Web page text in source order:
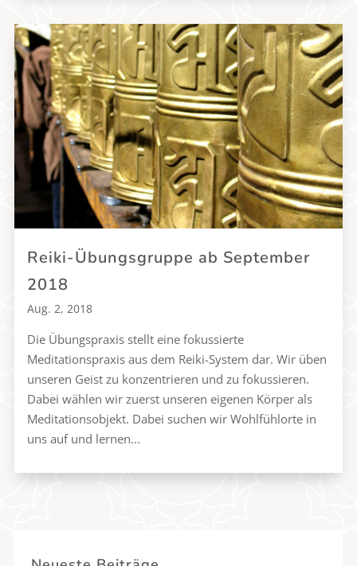
Reiki-Übungsgruppe ab September
2018
Aug. 2, 2018
Die Übungspraxis stellt eine fokussierte
Meditationspraxis aus dem Reiki-System dar. Wir üben
unseren Geist zu konzentrieren und zu fokussieren.
Dabei wählen wir zuerst unseren eigenen Körper als
Meditationsobjekt. Dabei suchen wir Wohlfühlorte in
uns auf und lernen...